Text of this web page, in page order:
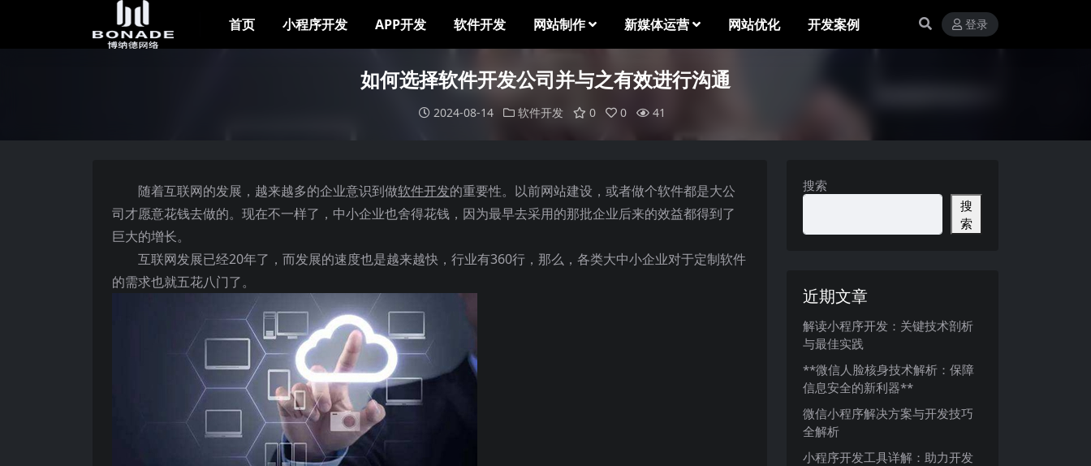
首页 小程序开发 APP开发 软件开发 网站制作 新媒体运营 网站优化 开发案例 登录
如何选择软件开发公司并与之有效进行沟通
2024-08-14 软件开发 0 0 41
随着互联网的发展，越来越多的企业意识到做软件开发的重要性。以前网站建设，或者做个软件都是大公
司才愿意花钱去做的。现在不一样了，中小企业也舍得花钱，因为最早去采用的那批企业后来的效益都得到了
巨大的增长。
互联网发展已经20年了，而发展的速度也是越来越快，行业有360行，那么，各类大中小企业对于定制软件
的需求也就五花八门了。
搜索
搜
索
近期文章
解读小程序开发：关键技术剖析
与最佳实践
**微信人脸核身技术解析：保障
信息安全的新利器**
微信小程序解决方案与开发技巧
全解析
小程序开发工具详解：助力开发